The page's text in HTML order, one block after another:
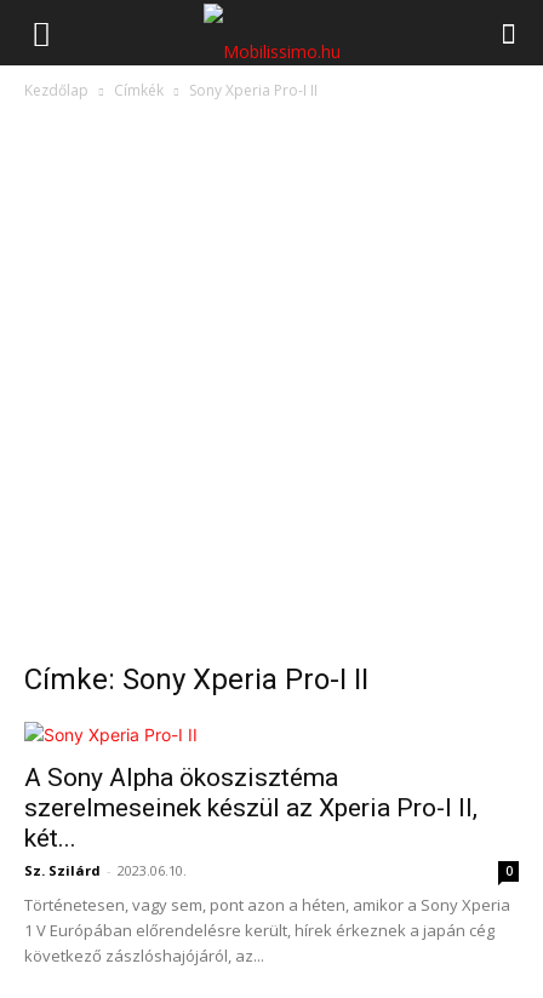
Mobilissimo.hu
Kezdőlap Címkék Sony Xperia Pro-I II
Címke: Sony Xperia Pro-I II
A Sony Alpha ökoszisztéma
szerelmeseinek készül az Xperia Pro-I II,
két...
Sz. Szilárd - 2023.06.10. 0
Történetesen, vagy sem, pont azon a héten, amikor a Sony Xperia
1 V Európában előrendelésre került, hírek érkeznek a japán cég
következő zászlóshajójáról, az...